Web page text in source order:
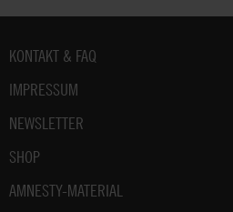
Fußbereich
KONTAKT & FAQ
IMPRESSUM
NEWSLETTER
SHOP
AMNESTY-MATERIAL